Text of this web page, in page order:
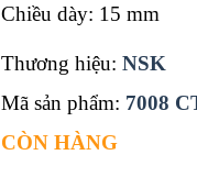
Chiều dày: 15 mm
Thương hiệu: NSK
Mã sản phẩm: 7008
CÒN HÀNG